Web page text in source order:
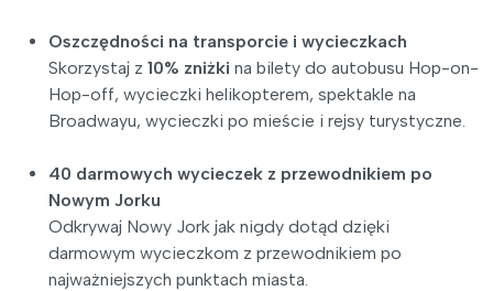
Oszczędności na transporcie i wycieczkach
Skorzystaj z 10% zniżki na bilety do autobusu Hop-on-
Hop-off, wycieczki helikopterem, spektakle na
Broadwayu, wycieczki po mieście i rejsy turystyczne.
40 darmowych wycieczek z przewodnikiem po
Nowym Jorku
Odkrywaj Nowy Jork jak nigdy dotąd dzięki
darmowym wycieczkom z przewodnikiem po
najważniejszych punktach miasta.